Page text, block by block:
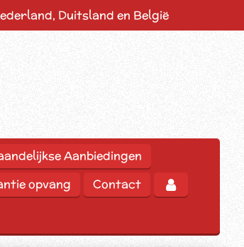
Duitsland en België
Aanbiedingen
opvang Contact